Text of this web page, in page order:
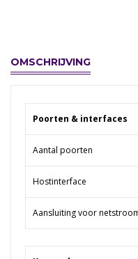
OMSCHRIJVING
Poorten & interfaces
Aantal poorten
Hostinterface
Aansluiting voor